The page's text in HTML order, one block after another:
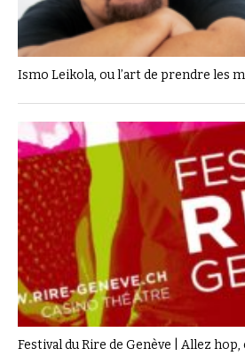
Ismo Leikola, ou l’art de prendre les
Festival du Rire de Genève | Allez hop,